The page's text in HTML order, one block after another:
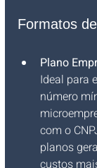
Formatos
Plano
Ideal para
número
com o
planos
custos